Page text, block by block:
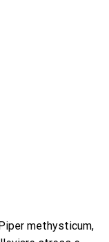
methysticum,